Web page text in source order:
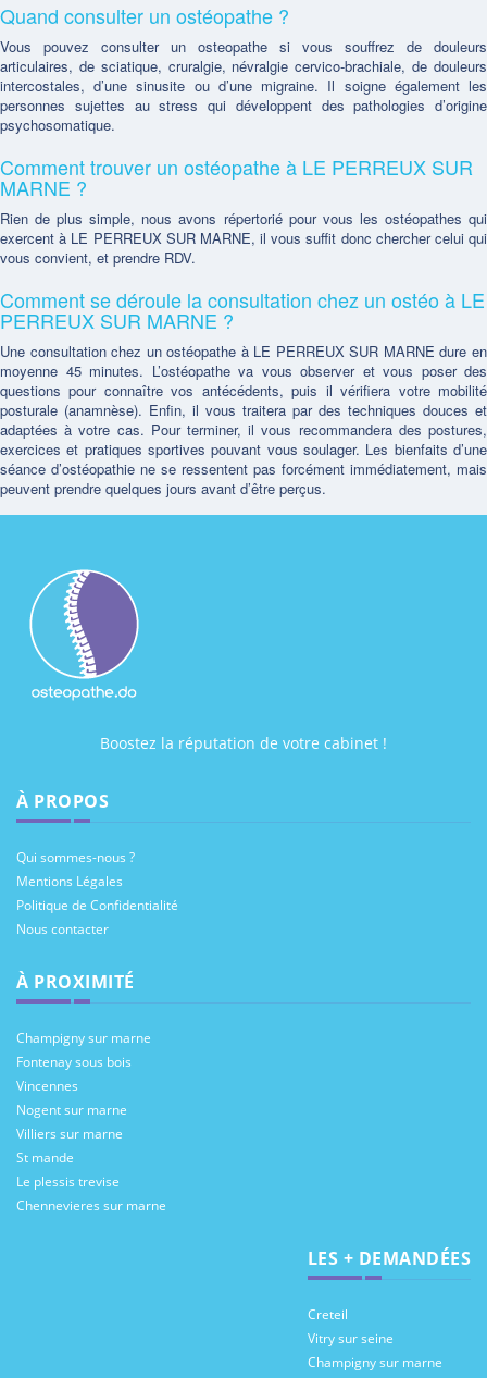
Quand consulter un ostéopathe ?
Vous pouvez consulter un osteopathe si vous souffrez de douleurs
articulaires, de sciatique, cruralgie, névralgie cervico-brachiale, de douleurs
intercostales, d’une sinusite ou d’une migraine. Il soigne également les
personnes sujettes au stress qui développent des pathologies d’origine
psychosomatique.
Comment trouver un ostéopathe à LE PERREUX SUR
MARNE ?
Rien de plus simple, nous avons répertorié pour vous les ostéopathes qui
exercent à LE PERREUX SUR MARNE, il vous suffit donc chercher celui qui
vous convient, et prendre RDV.
Comment se déroule la consultation chez un ostéo à LE
PERREUX SUR MARNE ?
Une consultation chez un ostéopathe à LE PERREUX SUR MARNE dure en
moyenne 45 minutes. L’ostéopathe va vous observer et vous poser des
questions pour connaître vos antécédents, puis il vérifiera votre mobilité
posturale (anamnèse). Enfin, il vous traitera par des techniques douces et
adaptées à votre cas. Pour terminer, il vous recommandera des postures,
exercices et pratiques sportives pouvant vous soulager. Les bienfaits d’une
séance d’ostéopathie ne se ressentent pas forcément immédiatement, mais
peuvent prendre quelques jours avant d’être perçus.
Boostez la réputation de votre cabinet !
À PROPOS
Qui sommes-nous ?
Mentions Légales
Politique de Confidentialité
Nous contacter
À PROXIMITÉ
Champigny sur marne
Fontenay sous bois
Vincennes
Nogent sur marne
Villiers sur marne
St mande
Le plessis trevise
Chennevieres sur marne
LES + DEMANDÉES
Creteil
Vitry sur seine
Champigny sur marne